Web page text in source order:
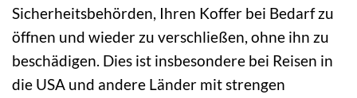
Sicherheitsbehörden, Ihren Koffer bei Bedarf zu
öffnen und wieder zu verschließen, ohne ihn zu
beschädigen. Dies ist insbesondere bei Reisen in
die USA und andere Länder mit strengen